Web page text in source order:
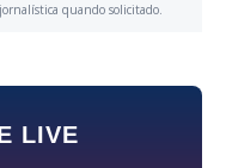
quando solicitado.
LIVE